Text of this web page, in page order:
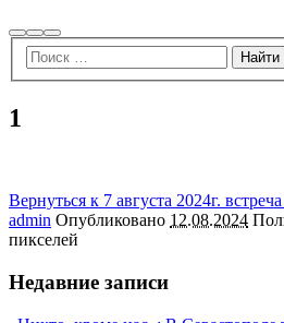
НайтиБольше
информации
Главное
меню
1
Вернуться к 7 августа 2024г.
admin Опубликовано 12.08.2024
пикселей
Недавние записи